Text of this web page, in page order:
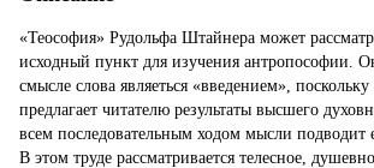
«Теософия» Рудольфа Штайнера может
исходный пункт для изучения антропософии.
смысле слова являеться «введением»,
предлагает читателю результаты высшего
всем последовательным ходом мысли подводит
В этом труде рассматривается телесное,